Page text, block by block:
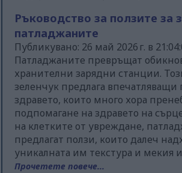
Ръководство за ползите за
патладжаните
Публикувано: 26 май 2026 г. в
Патладжаните превръщат
хранителни зарядни станции.
зеленчук предлага впечатляващи
здравето, които много хора
подпомагане на здравето на
на клетките от увреждане,
предлагат ползи, които далеч
уникалната им текстура и мекия
Прочетете повече...